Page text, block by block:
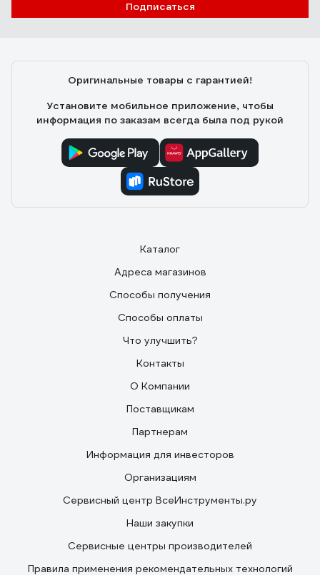
Подписаться
Оригинальные товары с гарантией!
Установите мобильное приложение, чтобы
информация по заказам всегда была под рукой
Каталог
Адреса магазинов
Способы получения
Способы оплаты
Что улучшить?
Контакты
О Компании
Поставщикам
Партнерам
Информация для инвесторов
Организациям
Сервисный центр ВсеИнструменты.ру
Наши закупки
Сервисные центры производителей
Правила применения рекомендательных технологий